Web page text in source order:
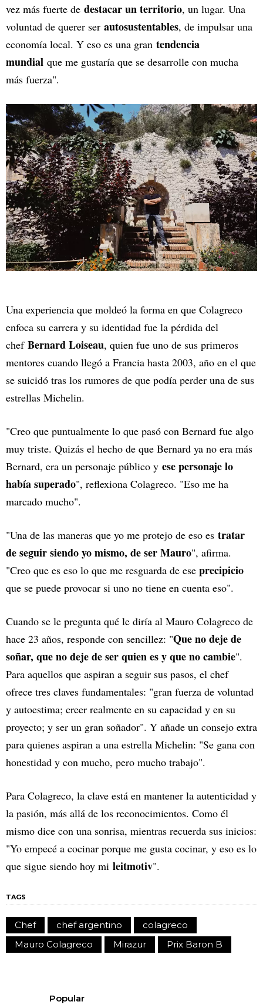
vez más fuerte de destacar un territorio, un lugar. Una
voluntad de querer ser autosustentables, de impulsar una
economía local. Y eso es una gran tendencia
mundial que me gustaría que se desarrolle con mucha
más fuerza".
Una experiencia que moldeó la forma en que Colagreco
enfoca su carrera y su identidad fue la pérdida del
chef Bernard Loiseau, quien fue uno de sus primeros
mentores cuando llegó a Francia hasta 2003, año en el que
se suicidó tras los rumores de que podía perder una de sus
estrellas Michelin.
"Creo que puntualmente lo que pasó con Bernard fue algo
muy triste. Quizás el hecho de que Bernard ya no era más
Bernard, era un personaje público y ese personaje lo
había superado", reflexiona Colagreco. "Eso me ha
marcado mucho".
"Una de las maneras que yo me protejo de eso es tratar
de seguir siendo yo mismo, de ser Mauro", afirma.
"Creo que es eso lo que me resguarda de ese precipicio
que se puede provocar si uno no tiene en cuenta eso".
Cuando se le pregunta qué le diría al Mauro Colagreco de
hace 23 años, responde con sencillez: "Que no deje de
soñar, que no deje de ser quien es y que no cambie".
Para aquellos que aspiran a seguir sus pasos, el chef
ofrece tres claves fundamentales: "gran fuerza de voluntad
y autoestima; creer realmente en su capacidad y en su
proyecto; y ser un gran soñador". Y añade un consejo extra
para quienes aspiran a una estrella Michelin: "Se gana con
honestidad y con mucho, pero mucho trabajo".
Para Colagreco, la clave está en mantener la autenticidad y
la pasión, más allá de los reconocimientos. Como él
mismo dice con una sonrisa, mientras recuerda sus inicios:
"Yo empecé a cocinar porque me gusta cocinar, y eso es lo
que sigue siendo hoy mi leitmotiv".
TAGS
Chef chef argentino
colagreco
Mauro Colagreco
Mirazur Prix Baron B
Popular